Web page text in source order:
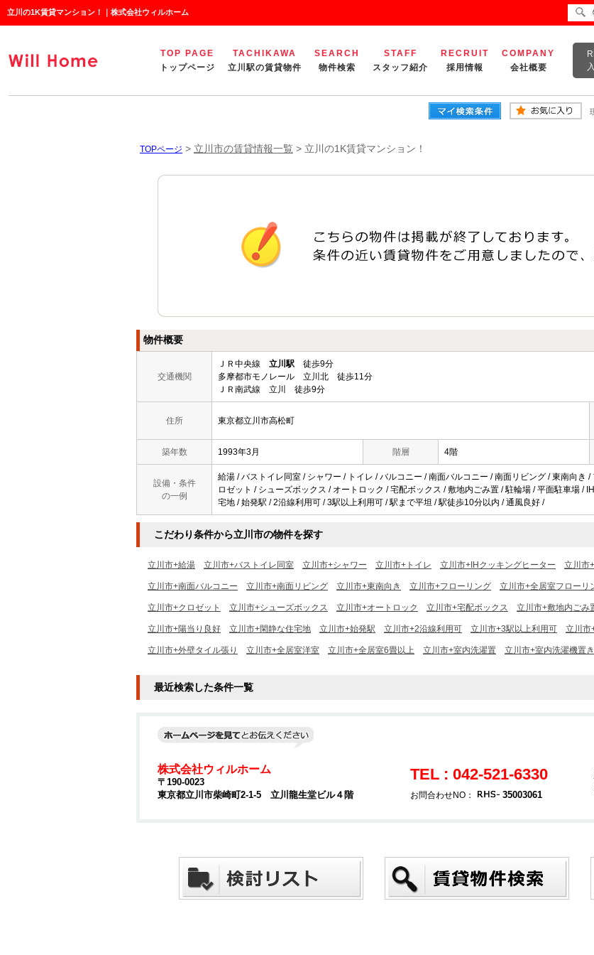
立川の1K賃貸マンション！｜株式会社ウィルホーム
TOP PAGE
トップページ
TACHIKAWA
立川駅の賃貸物件
SEARCH
物件検索
STAFF
スタッフ紹介
RECRUIT
採用情報
COMPANY
会社概要
TOPページ > 立川市の賃貸情報一覧 > 立川の1K賃貸マンション！
物件概要
交通機関
ＪＲ中央線 立川駅 徒歩9分
多摩都市モノレール 立川北 徒歩11分
ＪＲ南武線 立川 徒歩9分
住所 東京都立川市高松町
築年数 1993年3月 階層 4階
設備・条件
の一例
給湯 / バストイレ同室 / シャワー / トイレ / バルコニー / 南面バルコニー / 南面リビング / 東南向き
ロゼット / シューズボックス / オートロック / 宅配ボックス / 敷地内ごみ置 / 駐輪場 / 平面駐車場 /
宅地 / 始発駅 / 2沿線利用可 / 3駅以上利用可 / 駅まで平坦 / 駅徒歩10分以内 / 通風良好 /
こだわり条件から立川市の物件を探す
立川市+給湯 立川市+バストイレ同室 立川市+シャワー 立川市+トイレ 立川市+IHクッキングヒーター 立川市
立川市+南面バルコニー 立川市+南面リビング 立川市+東南向き 立川市+フローリング 立川市+全居室フローリ
立川市+クロゼット 立川市+シューズボックス 立川市+オートロック 立川市+宅配ボックス 立川市+敷地内ごみ
立川市+陽当り良好 立川市+閑静な住宅地 立川市+始発駅 立川市+2沿線利用可 立川市+3駅以上利用可 立川市
立川市+外壁タイル張り 立川市+全居室洋室 立川市+全居室6畳以上 立川市+室内洗濯置 立川市+室内洗濯機置
最近検索した条件一覧
株式会社ウィルホーム
〒190-0023
東京都立川市柴崎町2-1-5 立川龍生堂ビル４階
TEL : 042-521-6330
お問合わせNO： 35003061